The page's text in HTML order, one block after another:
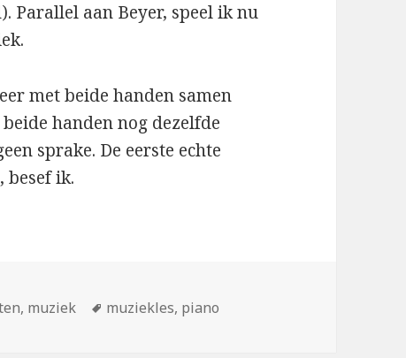
Parallel aan Beyer, speel ik nu
met beide handen samen
handen nog dezelfde
sprake. De eerste echte
besef ik.
, muziek Tags
muziekles, piano